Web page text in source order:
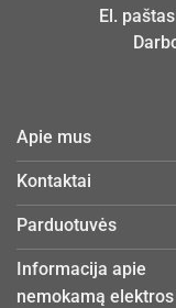
El.
Apie mus
Kontaktai
Parduotuvės
Informacija apie
nemokamą